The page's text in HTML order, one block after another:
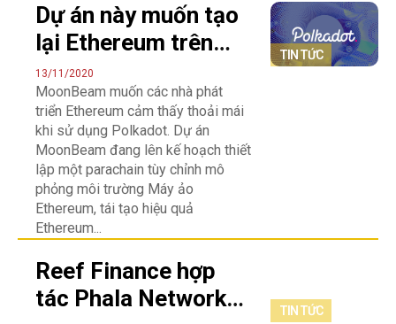
TIN TỨC
Dự án này muốn tạo
lại Ethereum trên
Polkadot
13/11/2020
MoonBeam muốn các nhà phát
triển Ethereum cảm thấy thoải mái
khi sử dụng Polkadot. Dự án
MoonBeam đang lên kế hoạch thiết
lập một parachain tùy chỉnh mô
phỏng môi trường Máy ảo
Ethereum, tái tạo hiệu quả
Ethereum...
TIN TỨC
Reef Finance hợp
tác Phala Network